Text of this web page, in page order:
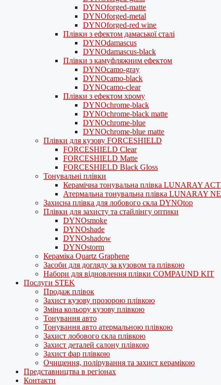
DYNOforged-matte
DYNOforged-metal
DYNOforged-red wine
Плівки з ефектом дамаської сталі
DYNOdamascus
DYNOdamascus-black
Плівки з камуфляжним ефектом
DYNOcamo-gray
DYNOcamo-black
DYNOcamo-clear
Плівки з ефектом хрому
DYNOchrome-black
DYNOchrome-black matte
DYNOchrome-blue
DYNOchrome-blue matte
Плівки для кузову FORCESHIELD
FORCESHIELD Clear
FORCESHIELD Matte
FORCESHIELD Black Gloss
Тонувальні плівки
Керамічна тонувальна плівка LUNARAY
Атермальна тонувальна плівка LUNARAY
Захисна плівка для лобового скла DYNOtop
Плівки для захисту та стайлінгу оптики
DYNOsmoke
DYNOshade
DYNOshadow
DYNOstorm
Кераміка Quartz Graphene
Засоби для догляду за кузовом та плівкою
Набори для відновлення плівки COMPAUND KIT
Послуги STEK
Продаж плівок
Захист кузову прозорою плівкою
Зміна кольору кузову плівкою
Тонування авто
Тонування авто атермальною плівкою
Захист лобового скла плівкою
Захист деталей салону плівкою
Захист фар плівкою
Очищення, полірування та захист керамікою
Представництва в регіонах
Контакти